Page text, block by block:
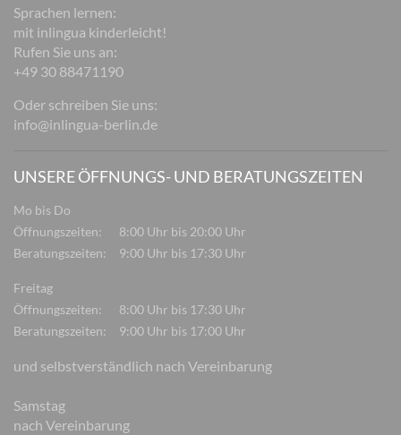
Sprachen lernen:
mit inlingua kinderleicht!
Rufen Sie uns an:
+49 30 88471190
Oder schreiben Sie uns:
info@inlingua-berlin.de
UNSERE ÖFFNUNGS- UND BERATUNGSZEITEN
Mo bis Do
Öffnungszeiten:
8:00 Uhr bis 20:00 Uhr
Beratungszeiten:
9:00 Uhr bis 17:30 Uhr
Freitag
Öffnungszeiten:
8:00 Uhr bis 17:30 Uhr
Beratungszeiten:
9:00 Uhr bis 17:00 Uhr
und selbstverständlich nach Vereinbarung
Samstag
nach Vereinbarung